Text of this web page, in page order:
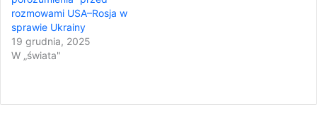
rozmowami USA–Rosja w
sprawie Ukrainy
19 grudnia, 2025
W „świata"